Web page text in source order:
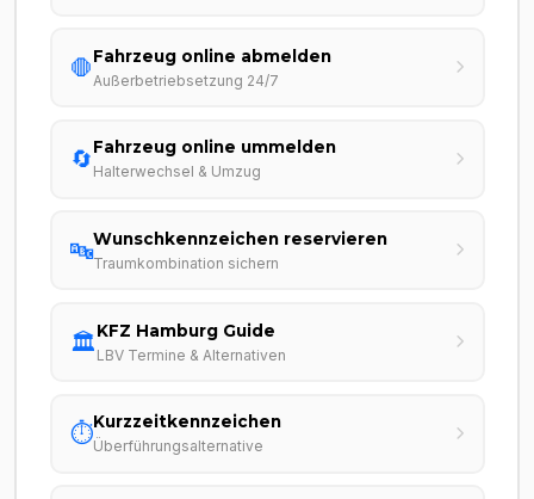
🛑Fahrzeug online abmelden
Außerbetriebsetzung 24/7
🔄Fahrzeug online ummelden
Halterwechsel & Umzug
🔤Wunschkennzeichen reservieren
Traumkombination sichern
🏛️KFZ Hamburg Guide
LBV Termine & Alternativen
⏱️Kurzzeitkennzeichen
Überführungsalternative